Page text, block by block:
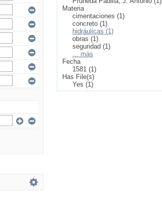
Materia
cimentaciones (1)
concreto (1)
hidráulicas (1)
obras (1)
seguridad (1)
... más
Fecha
1581 (1)
Has File(s)
Yes (1)